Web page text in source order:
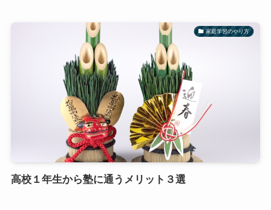
家庭学習のやり方
高校１年生から塾に通うメリット３選